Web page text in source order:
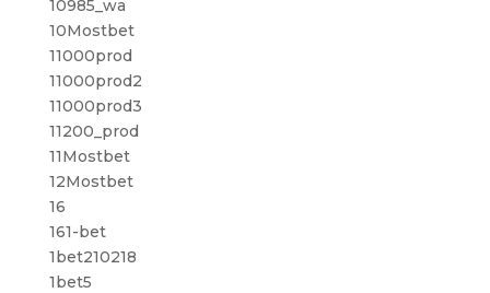
10985_wa
10Mostbet
11000prod
11000prod2
11000prod3
11200_prod
11Mostbet
12Mostbet
16
161-bet
1bet210218
1bet5